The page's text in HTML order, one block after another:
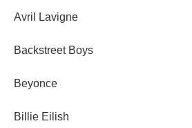
Avril Lavigne
Backstreet Boys
Beyonce
Billie Eilish